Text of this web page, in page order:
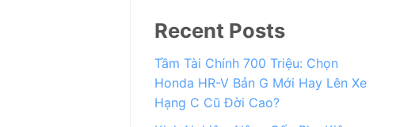
Recent Posts
Tầm Tài Chính 700 Triệu: Chọn
Honda HR-V Bản G Mới Hay Lên Xe
Hạng C Cũ Đời Cao?